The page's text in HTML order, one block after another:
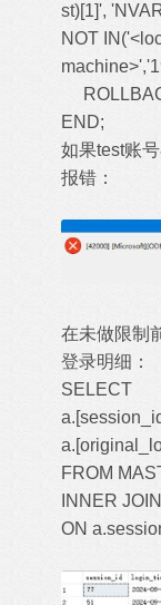
st)[1]',
NOT
END;
如果test账
报错：
在未做限制
登录明细：
SELECT
FROM
INNER
ON